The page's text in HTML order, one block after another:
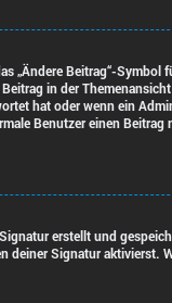
„Ändere Beitrag“-Symbol
in der
hat oder wenn ein
Benutzer einen
erstellt und
deiner Signatur aktivierst.